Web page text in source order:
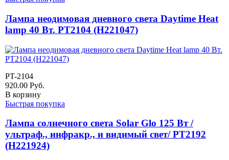
Лампа неодимовая дневного света Daytime Heat
lamp 40 Вт. PT2104 (H221047)
PT-2104
920.00 Руб.
В корзину
Быстрая покупка
Лампа солнечного света Solar Glo 125 Вт /
ультраф., инфракр., и видимый свет/ PT2192
(H221924)